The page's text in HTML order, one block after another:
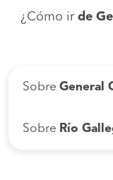
¿Cómo ir de
Sobre General
Sobre Río